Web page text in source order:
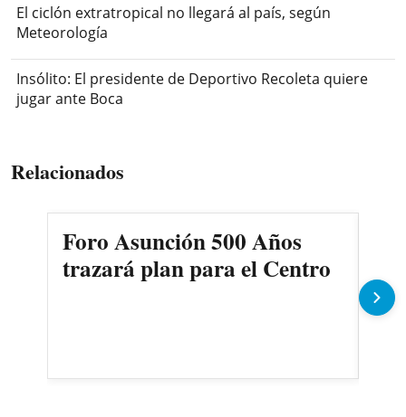
El ciclón extratropical no llegará al país, según
Meteorología
Insólito: El presidente de Deportivo Recoleta quiere
jugar ante Boca
Relacionados
Foro Asunción 500 Años
trazará plan para el Centro